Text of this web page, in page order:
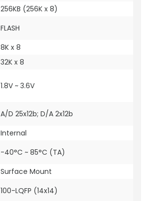
256KB (256K x 8)
FLASH
8K x 8
32K x 8
1.8V ~ 3.6V
A/D 25x12b; D/A 2x12b
Internal
-40°C ~ 85°C (TA)
Surface Mount
100-LQFP (14x14)